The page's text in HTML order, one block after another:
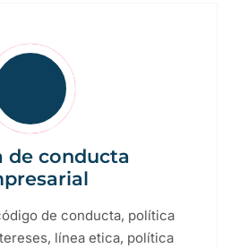
de conducta
de conducta, política
línea etica, política